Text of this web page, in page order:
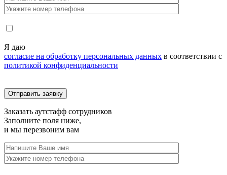
Я даю
согласие на обработку персональных данных в соответствии с
политикой конфиденциальности
Заказать аутстафф сотрудников
Заполните поля ниже,
и мы перезвоним вам